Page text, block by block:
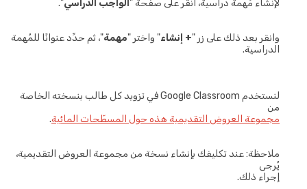
لإنشاء مُهمة دراسية، انقر على صفحة "الواجب الدراسي".
وانقر بعد ذلك على زر "+ إنشاء " واختر " مهمة"، ثم حدِّد عنوانًا للمُهمة
الدراسية.
لنستخدم Google Classroom في تزويد كل طالب بنسخته الخاصة
مجموعة العروض التقديمية هذه حول المسطّحات المائية.
ملاحظة: عند تكليفك بإنشاء نسخة من مجموعة العروض التقديمية،
يُرجى
إجراء ذلك.